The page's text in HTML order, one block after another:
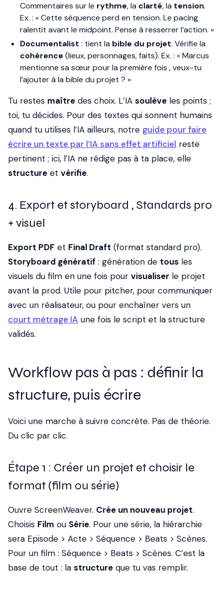
Commentaires sur le rythme, la clarté, la tension.
Ex. : « Cette séquence perd en tension. Le pacing
ralentit avant le midpoint. Pense à resserrer l’action. »
Documentalist : tient la bible du projet. Vérifie la
cohérence (lieux, personnages, faits). Ex. : « Marcus
mentionne sa sœur pour la première fois , veux-tu
l’ajouter à la bible du projet ? »
Tu restes maître des choix. L’IA soulève les points ;
toi, tu décides. Pour des textes qui sonnent humains
quand tu utilises l’IA ailleurs, notre guide pour faire
écrire un texte par l’IA sans effet artificiel reste
pertinent ; ici, l’IA ne rédige pas à ta place, elle
structure et vérifie.
4. Export et storyboard , Standards pro
+ visuel
Export PDF et Final Draft (format standard pro).
Storyboard génératif : génération de tous les
visuels du film en une fois pour visualiser le projet
avant la prod. Utile pour pitcher, pour communiquer
avec un réalisateur, ou pour enchaîner vers un
court métrage IA une fois le script et la structure
validés.
Workflow pas à pas : définir la
structure, puis écrire
Voici une marche à suivre concrète. Pas de théorie.
Du clic par clic.
Étape 1 : Créer un projet et choisir le
format (film ou série)
Ouvre ScreenWeaver. Crée un nouveau projet.
Choisis Film ou Série. Pour une série, la hiérarchie
sera Episode > Acte > Séquence > Beats > Scènes.
Pour un film : Séquence > Beats > Scènes. C’est la
base de tout : la structure que tu vas remplir.